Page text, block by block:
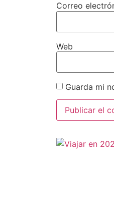
Correo
Web
Guarda mi